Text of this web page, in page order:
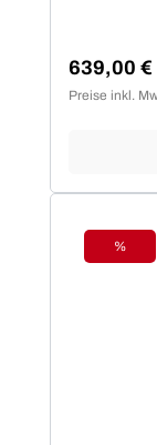
639,00 €
Preise inkl.
Rabatt
%